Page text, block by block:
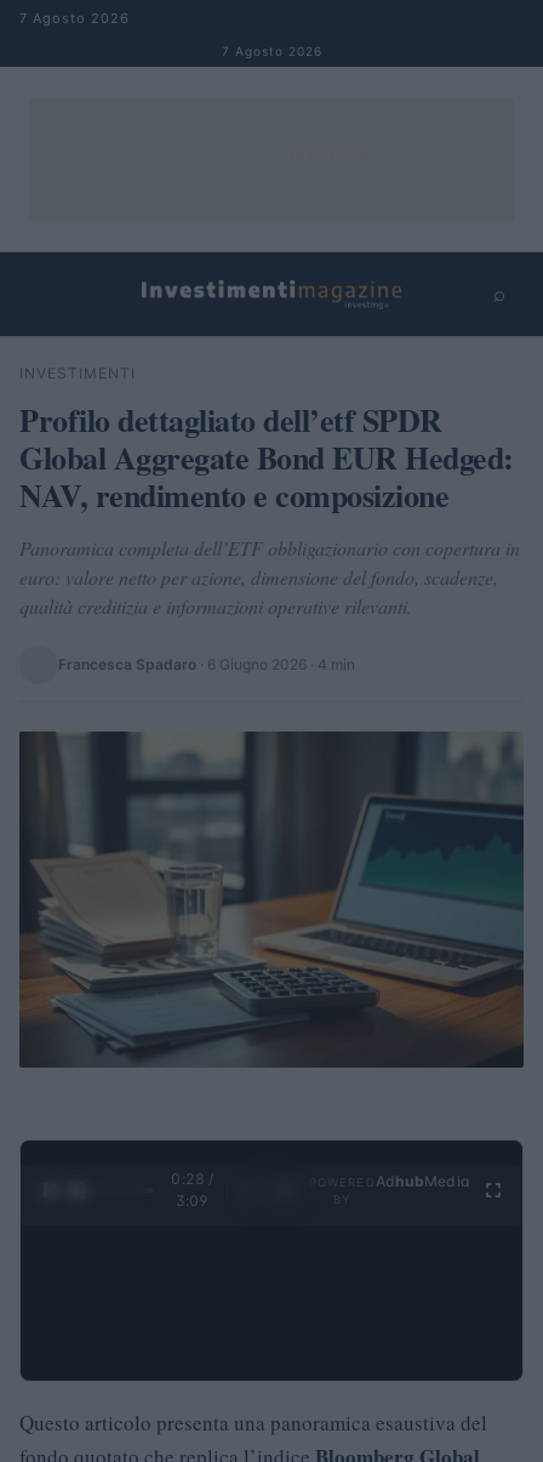
Salta al contenuto
7 Agosto 2026
7 Agosto 2026
⌕
Cerca
INVESTIMENTI
Profilo dettagliato dell’etf SPDR
Global Aggregate Bond EUR Hedged:
NAV, rendimento e composizione
Panoramica completa dell’ETF obbligazionario con copertura in
euro: valore netto per azione, dimensione del fondo, scadenze,
qualità creditizia e informazioni operative rilevanti.
Francesca Spadaro · 6 Giugno 2026 · 4 min
0:29 /
3:09
Ad hubMedia
Questo articolo presenta una panoramica esaustiva del